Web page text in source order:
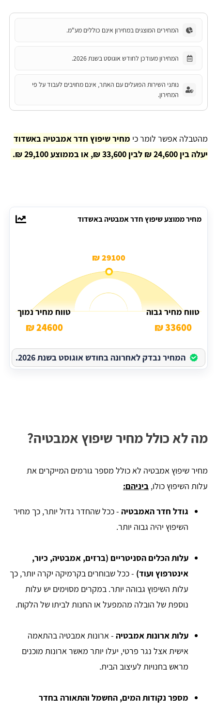
המחירים המוצגים במחירון אינם כוללים מע"מ.
המחירון מעודכן לחודש אוגוסט בשנת 2026.
נותני השירות הפועלים עם האתר, אינם מחויבים לעבוד על פי
המחירון.
מהטבלה אפשר לומר כי מחיר שיפוץ חדר אמבטיה באשדוד
יעלה בין 24,600 ₪ לבין 33,600 ₪, או בממוצע 29,100 ₪.
מחיר ממוצע שיפוץ חדר אמבטיה באשדוד
29100 ₪
טווח מחיר גבוה
33600 ₪
טווח מחיר נמוך
24600 ₪
המחיר נבדק לאחרונה בחודש אוגוסט בשנת 2026.
מה לא כולל מחיר שיפוץ אמבטיה?
מחיר שיפוץ אמבטיה לא כולל מספר גורמים המייקרים את
עלות השיפוץ כולו, ביניהם:
גודל חדר האמבטיה - ככל שהחדר גדול יותר, כך מחיר
השיפוץ יהיה גבוה יותר.
עלות הכלים הסניטריים (ברזים, אמבטיה, כיור,
אינטרפוץ ועוד) - ככל שבוחרים בקרמיקה יקרה יותר, כך
עלות השיפוץ גבוהה יותר. במקרים מסוימים יש עלות
נוספת של הובלה מהמפעל או החנות לביתו של הלקוח.
עלות ארונות אמבטיה - ארונות אמבטיה בהתאמה
אישית אצל נגר פרטי, יעלו יותר מאשר ארונות מוכנים
מראש בחנויות לעיצוב הבית.
מספר נקודות המים, החשמל והתאורה בחדר